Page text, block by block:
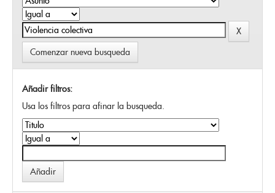
Comenzar nueva busqueda
Añadir filtros:
Usa los filtros para afinar la busqueda.